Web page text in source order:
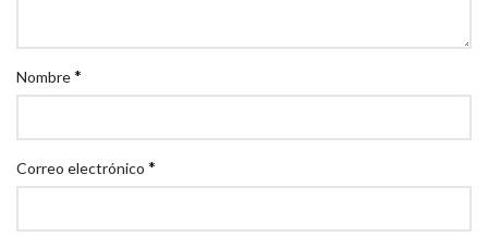
Nombre*
Correo electrónico *